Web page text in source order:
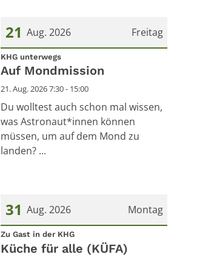
Freitag
21 Aug. 2026
Datum: 21. August 2026
KHG unterwegs:
Auf Mondmission
21. Aug. 2026 7:30 - 15:00
Du wolltest auch schon mal wissen,
was Astronaut*innen können
müssen, um auf dem Mond zu
landen? ...
Montag
31 Aug. 2026
Datum: 31. August 2026
Zu Gast in der KHG:
Küche für alle (KÜFA)